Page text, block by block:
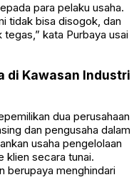
para pelaku usaha.
tidak bisa disogok, dan
kata Purbaya usai
di Kawasan Industri
dua perusahaan
dan pengusaha dalam
usaha pengelolaan
klien secara tunai.
berupaya menghindari